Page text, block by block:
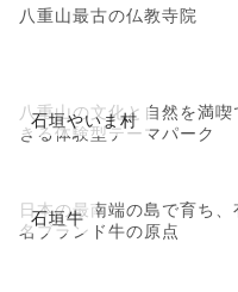
八重山最古の仏教寺院
石垣やいま村
八重山の文化と自然を満喫
きる体験型テーマパーク
石垣牛
日本の最南端の島で育ち、
名ブランド牛の原点